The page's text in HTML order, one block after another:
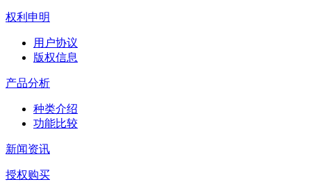
权利申明
用户协议
版权信息
产品分析
种类介绍
功能比较
新闻资讯
授权购买